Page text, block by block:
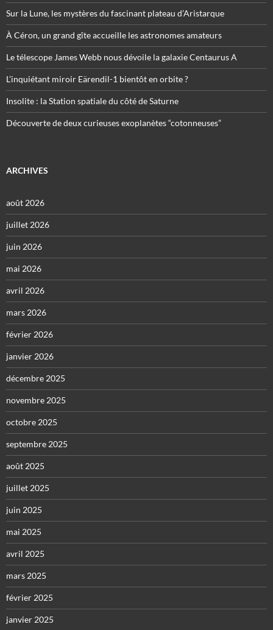
Sur la Lune, les mystères du fascinant plateau d’Aristarque
À Céron, un grand gîte accueille les astronomes amateurs
Le télescope James Webb nous dévoile la galaxie Centaurus A
L’inquiétant miroir Eärendil-1 bientôt en orbite ?
Insolite : la Station spatiale du côté de Saturne
Découverte de deux curieuses exoplanètes “cotonneuses”
ARCHIVES
août 2026
juillet 2026
juin 2026
mai 2026
avril 2026
mars 2026
février 2026
janvier 2026
décembre 2025
novembre 2025
octobre 2025
septembre 2025
août 2025
juillet 2025
juin 2025
mai 2025
avril 2025
mars 2025
février 2025
janvier 2025